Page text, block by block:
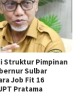
dengan
Sulbar Resmi
Hasil Renovasi